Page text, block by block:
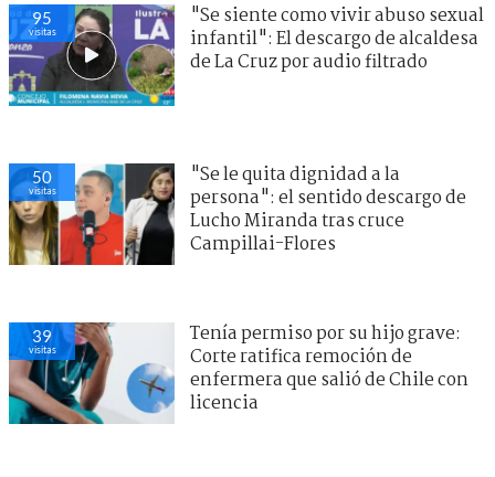
95
visitas
"Se siente como vivir abuso sexual
infantil": El descargo de alcaldesa
de La Cruz por audio filtrado
50
visitas
"Se le quita dignidad a la
persona": el sentido descargo de
Lucho Miranda tras cruce
Campillai-Flores
39
visitas
Tenía permiso por su hijo grave:
Corte ratifica remoción de
enfermera que salió de Chile con
licencia